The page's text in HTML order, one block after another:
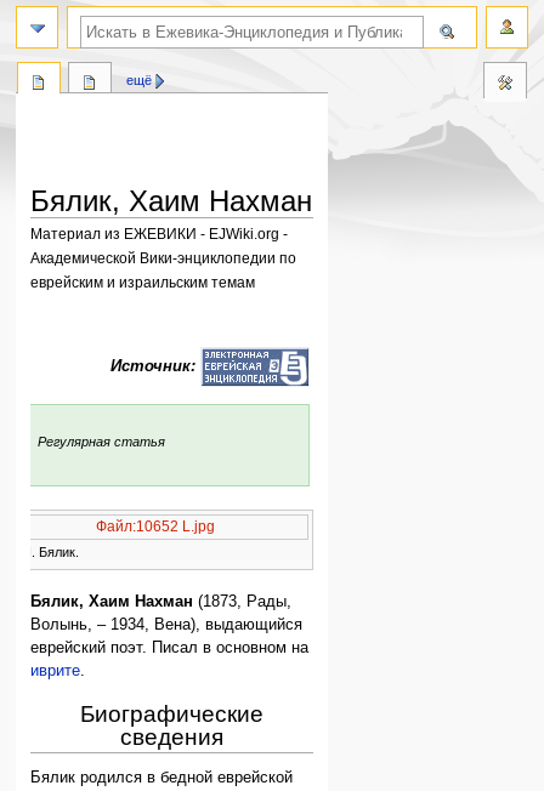
Бялик, Хаим Нахман
Материал из ЕЖЕВИКИ - EJWiki.org -
Академической Вики-энциклопедии по
еврейским и израильским темам
Источник:
Регулярная статья
Файл:10652 L.jpg
Х. Н. Бялик.
Бялик, Хаим Нахман (1873, Рады,
Волынь, – 1934, Вена), выдающийся
еврейский поэт. Писал в основном на
иврите.
Биографические
сведения
Бялик родился в бедной еврейской
ещё
поиск по словам